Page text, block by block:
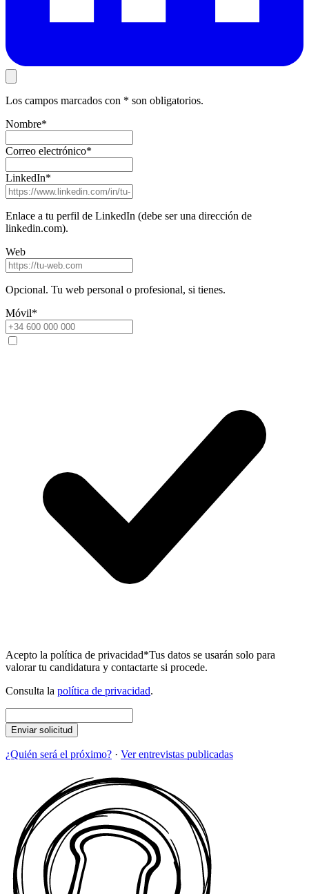
Los campos marcados con * son obligatorios.
Nombre*
Correo electrónico*
LinkedIn*
Enlace a tu perfil de LinkedIn (debe ser una dirección de
linkedin.com).
Web
Opcional. Tu web personal o profesional, si tienes.
Móvil*
Acepto la política de privacidad*Tus datos se usarán solo para
valorar tu candidatura y contactarte si procede.
Consulta la política de privacidad.
Enviar solicitud
¿Quién será el próximo? · Ver entrevistas publicadas